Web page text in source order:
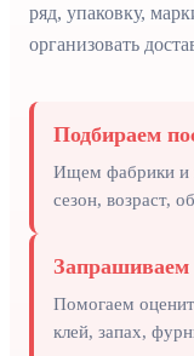
ряд, упаковку,
организовать
Подбираем
Ищем фабрики и
сезон, возраст,
Запрашиваем
Помогаем
клей, запах,